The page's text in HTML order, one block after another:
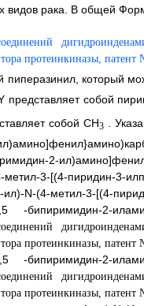
видов рака. В общей
пиперазинил, который
представляет собой
собой CH3.
2-
метил-3-[(4-пиридин-3-
ил)-N-(4-метил-3-[(4-
-бипиримидин-2-
-бипиримидин-2-